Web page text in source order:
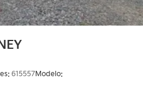
615557Modelo: